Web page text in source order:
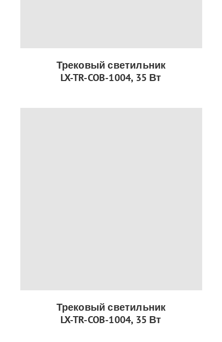
Трековый светильник
LX-TR-COB-1004, 35 Вт
Трековый светильник
LX-TR-COB-1004, 35 Вт